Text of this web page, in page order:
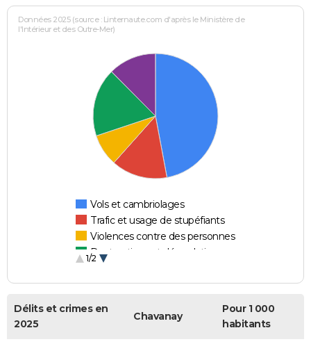
Données 2025 (source : Linternaute.com d'après le Ministère de
l'Intérieur et des Outre-Mer)
Vols et cambriolages
Trafic et usage de stupéfiants
Violences contre des personnes
Destructions et dégradations
1/2
Délits et crimes en
2025
Chavanay
Pour 1 000
habitants